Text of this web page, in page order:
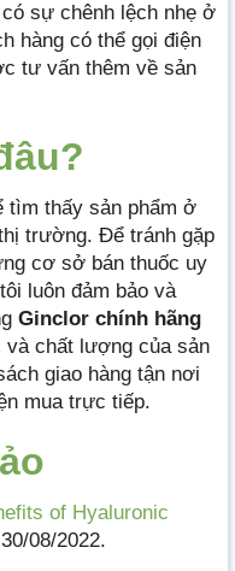
sự chênh lệch nhẹ ở
hàng có thể gọi điện
tư vấn thêm về sản
tìm thấy sản phẩm ở
trường. Để tránh gặp
cơ sở bán thuốc uy
luôn đảm bảo và
Ginclor chính hãng
chất lượng của sản
giao hàng tận nơi
mua trực tiếp.
of Hyaluronic
08/2022.